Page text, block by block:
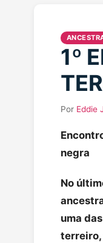
1º
Por Eddie
negra
No
uma
terreiro,